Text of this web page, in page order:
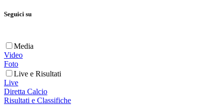
Seguici su
Media
Video
Foto
Live e Risultati
Live
Diretta Calcio
Risultati e Classifiche